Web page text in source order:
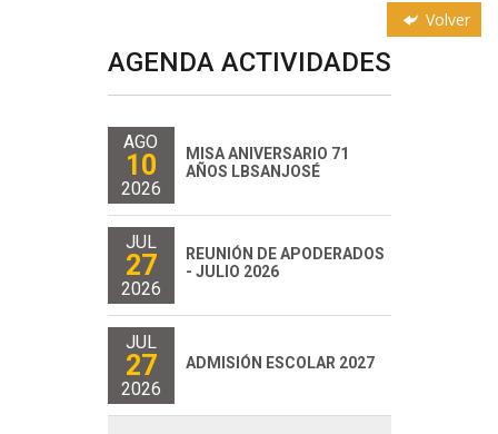
Volver
AGENDA ACTIVIDADES
AGO
10
2026
MISA ANIVERSARIO 71
AÑOS LBSANJOSÉ
JUL
27
2026
REUNIÓN DE APODERADOS
- JULIO 2026
JUL
27
2026
ADMISIÓN ESCOLAR 2027